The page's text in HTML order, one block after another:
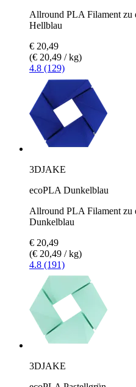
Allround PLA Filament zu
Hellblau
€ 20,49
(€ 20,49 / kg)
4.8 (129)
3DJAKE
ecoPLA Dunkelblau
Allround PLA Filament zu
Dunkelblau
€ 20,49
(€ 20,49 / kg)
4.8 (191)
3DJAKE